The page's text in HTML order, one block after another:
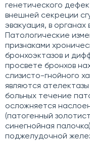
генетического
внешней секреции
эвакуация, в
Патологические
признаками
бронхоэктазов и
просвете бронхов
слизисто-гнойного
являются
больных течение
осложняется
(патогенный
синегнойная
поджелудочной